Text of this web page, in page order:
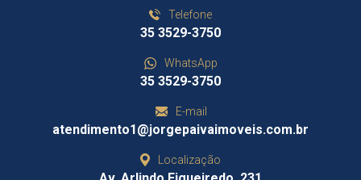
Telefone
35 3529-3750
WhatsApp
35 3529-3750
E-mail
atendimento1@jorgepaivaimoveis.com.br
Localização